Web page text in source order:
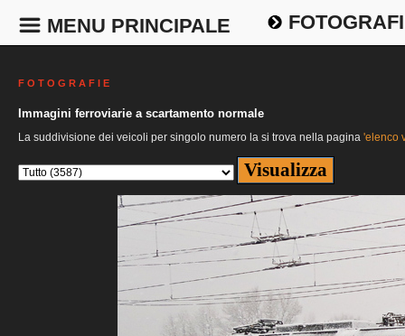
MENU PRINCIPALE
F O T O G R A F I E
Immagini ferroviarie a scartamento normale
La suddivisione dei veicoli per singolo numero la si trova nella pagina 'elenco